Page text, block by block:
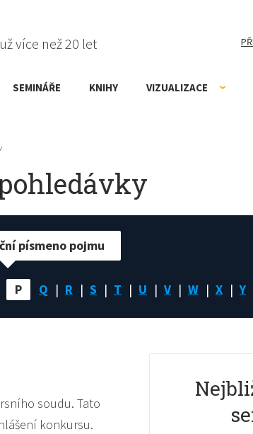
více než 20 let
SEMINÁŘE KNIHY VIZUALIZACE
P Q R S T U V W X Y
písmeno pojmu
soudu. Tato
konkursu.